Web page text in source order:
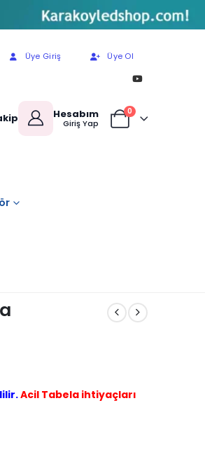
Üye Giriş Üye Ol
Hesabım
Giriş Yap
0
Acil Tabela ihtiyaçları